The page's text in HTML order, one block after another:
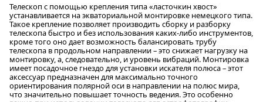
Телескоп с помощью крепления типа «ласточкин хвост»
устанавливается на экваториальной монтировке немецкого типа.
Такое крепление позволяет производить сборку и разборку
телескопа быстро и без использования каких-либо инструментов,
кроме того оно дает возможность балансировать трубу
телескопа в продольном направлении – это снижает нагрузку на
монтировку, а, следовательно, и уровень вибраций. Монтировка
имеет посадочное гнездо для установки искателя полюса – этот
аксессуар предназначен для максимально точного
ориентирования полярной оси в направлении на полюс мира,
что значительно повышает точность ведения. Это особенно